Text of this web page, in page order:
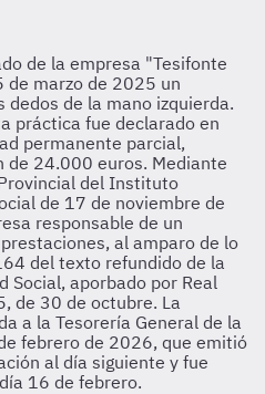
de la empresa "Tesifonte
de marzo de 2025 un
de la mano izquierda.
práctica fue declarado en
permanente parcial,
de 24.000 euros. Mediante
del Instituto
de 17 de noviembre de
responsable de un
al amparo de lo
del texto refundido de la
Social, aporbado por Real
de 30 de octubre. La
a la Tesorería General de la
febrero de 2026, que emitió
al día siguiente y fue
16 de febrero.